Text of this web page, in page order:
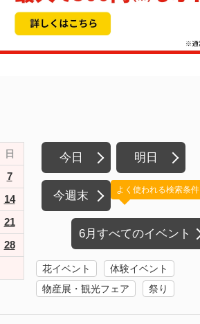
日
7
14
21
28
今日 明日
今週末
6月すべてのイベント
よく使われる検索条件
花イベント
体験イベント
物産展・観光フェア
祭り